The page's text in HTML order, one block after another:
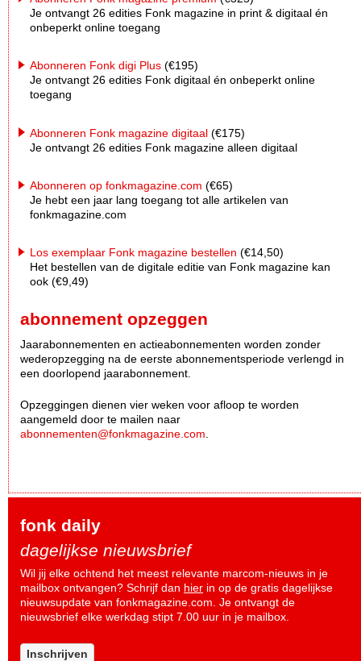
Je ontvangt 26 edities Fonk magazine in print & digitaal én
onbeperkt online toegang
Abonneren Fonk digi Plus (€195)
Je ontvangt 26 edities Fonk digitaal én onbeperkt online
toegang
Abonneren Fonk magazine digitaal (€175)
Je ontvangt 26 edities Fonk magazine alleen digitaal
Abonneren op fonkmagazine.com (€65)
Je hebt een jaar lang toegang tot alle artikelen van
fonkmagazine.com
Los exemplaar Fonk magazine bestellen (€14,50)
Het bestellen van de digitale editie van Fonk magazine kan
ook (€9,49)
abonnement opzeggen
Jaarabonnementen en actieabonnementen worden zonder
wederopzegging na de eerste abonnementsperiode verlengd in
een doorlopend jaarabonnement.
Opzeggingen dienen vier weken voor afloop te worden
aangemeld door te mailen naar
abonnementen@fonkmagazine.com
fonk daily
dagelijkse nieuwsbrief
Wil jij elke ochtend het meest relevante marcom-nieuws in je
mailbox ontvangen? Schrijf dan hier in op de gratis dagelijkse
nieuwsupdate van fonkmagazine.com. Je ontvangt de
nieuwsbrief elke werkdag stipt 7.00 uur in je mailbox.
Inschrijven